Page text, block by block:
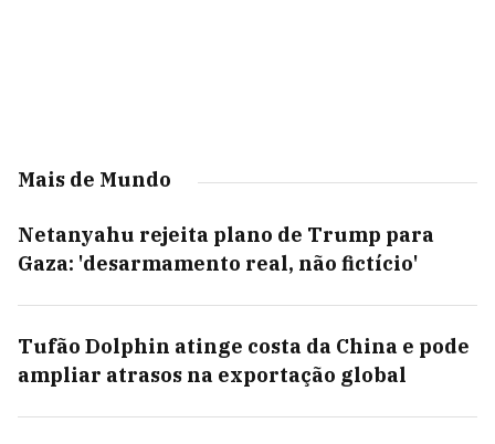
Mais de Mundo
Netanyahu rejeita plano de Trump para
Gaza: 'desarmamento real, não fictício'
Tufão Dolphin atinge costa da China e pode
ampliar atrasos na exportação global